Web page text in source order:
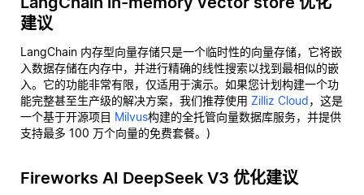
建议
LangChain 内存型向量存储只是一个临时性的向量存储，它将嵌
入数据存储在内存中，并进行精确的线性搜索以找到最相似的嵌
入。它的功能非常有限，仅适用于演示。如果您计划构建一个功
能完整甚至生产级的解决方案，我们推荐使用 Zilliz Cloud，这是
一个基于开源项目 Milvus构建的全托管向量数据库服务，并提供
支持最多 100 万个向量的免费套餐。)
Fireworks AI DeepSeek V3 优化建议